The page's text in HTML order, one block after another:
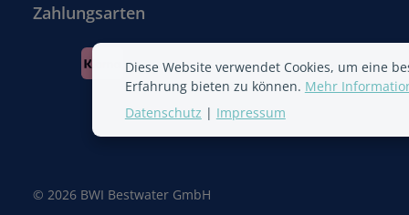
Zahlungsarten
© 2026 BWI Bestwater GmbH
Diese Website verwendet Cookies, um eine
Erfahrung bieten zu können. Mehr
Datenschutz | Impressum